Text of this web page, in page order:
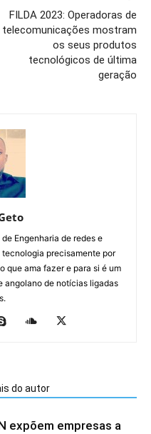
FILDA 2023: Operadoras de
telecomunicações mostram
os seus produtos
tecnológicos de última
geração
Engenharia de redes e
precisamente por
que ama fazer e para si é um
angolano de notícias ligadas
do autor
expõem empresas a